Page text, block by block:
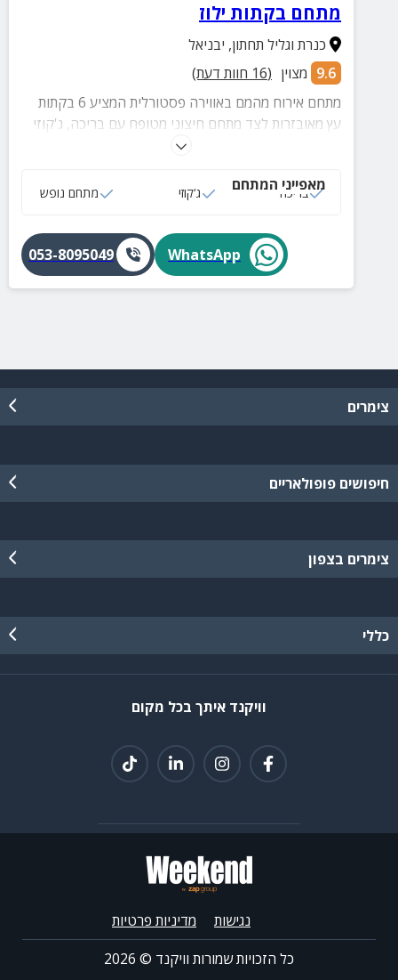
מתחם בקתות ילוז
כנרת וגליל תחתון, יבניאל
9.6 מצוין (
16 חוות דעת)
מתחם אירוח מהמם באווירה פסטורלית המציע 6 בקתות
עץ מאובזרות לצד מתחם חיצוני מטופח עם בריכה, ג'קוזי
ספא זרמים מפנק ועוד שלל פינוקים
מאפייני המתחם
בריכה ג‘קוזי מתחם נופש
WhatsApp
053-8095049
צימרים
חיפושים פופולאריים
צימרים בצפון
כללי
וויקנד איתך בכל מקום
נגישות
מדיניות פרטיות
כל הזכויות שמורות וויקנד © 2026